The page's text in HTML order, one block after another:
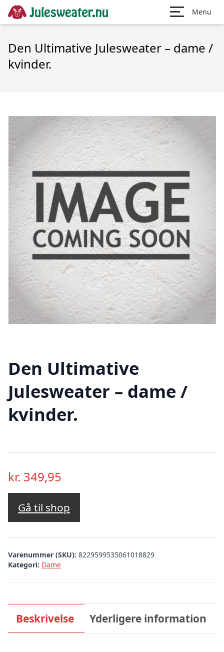
Menu
Den Ultimative Julesweater – dame /
kvinder.
Den Ultimative
Julesweater – dame /
kvinder.
kr. 349,95
Gå til shop
Varenummer (SKU): 8229599535061018829
Kategori: Dame
Beskrivelse Yderligere information